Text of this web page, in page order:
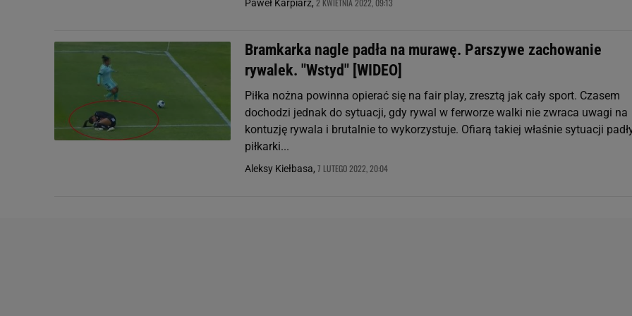
Paweł Karpiarz, 2 KWIETNIA 2022, 09:13
Bramkarka nagle padła na murawę. Parszywe zachowanie
rywalek. "Wstyd" [WIDEO]
Piłka nożna powinna opierać się na fair play, zresztą jak cały sport. Czasem
dochodzi jednak do sytuacji, gdy rywal w ferworze walki nie zwraca uwagi na
kontuzję rywala i brutalnie to wykorzystuje. Ofiarą takiej właśnie sytuacji
piłkarki...
Aleksy Kiełbasa, 7 LUTEGO 2022, 20:04